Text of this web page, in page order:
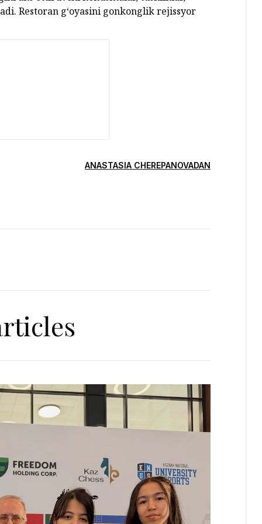
Restoran g‘oyasini gonkonglik rejissyor
ANASTASIA CHEREPANOVADAN